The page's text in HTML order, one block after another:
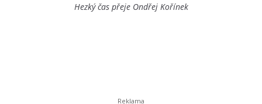
Hezký čas přeje Ondřej Kořínek